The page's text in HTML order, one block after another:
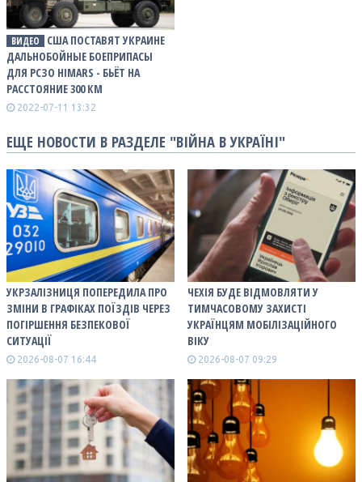
ВИДЕО
США ПОСТАВЯТ УКРАИНЕ
ДАЛЬНОБОЙНЫЕ БОЕПРИПАСЫ
ДЛЯ РСЗО HIMARS - БЬЁТ НА
РАССТОЯНИЕ 300 КМ
2022-07-11 13:32
ЕЩЕ НОВОСТИ В РАЗДЕЛЕ "ВІЙНА В УКРАЇНІ"
УКРЗАЛІЗНИЦЯ ПОПЕРЕДИЛА ПРО
ЗМІНИ В ГРАФІКАХ ПОЇЗДІВ ЧЕРЕЗ
ПОГІРШЕННЯ БЕЗПЕКОВОЇ
СИТУАЦІЇ
2026-08-07 16:44
ЧЕХІЯ БУДЕ ВІДМОВЛЯТИ У
ТИМЧАСОВОМУ ЗАХИСТІ
УКРАЇНЦЯМ МОБІЛІЗАЦІЙНОГО
ВІКУ
2026-08-07 09:29